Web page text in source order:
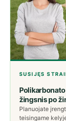
SUSIJĘS
žingsnis po
Planuojate
teisingame